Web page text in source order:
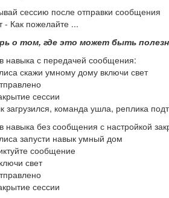
сессию после отправки сообщения
- Как пожелайте ...
о том, где это может быть
навыка с передачей сообщения:
скажи умному дому включи свет
сессии
загрузился, команда ушла, реплика
навыка без сообщения с настройкой
запусти навык умный дом
сообщение
свет
сессии